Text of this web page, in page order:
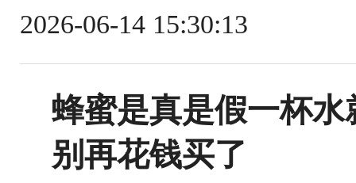
2026-06-14 15:30:13
蜂蜜是真是假一杯
别再花钱买了